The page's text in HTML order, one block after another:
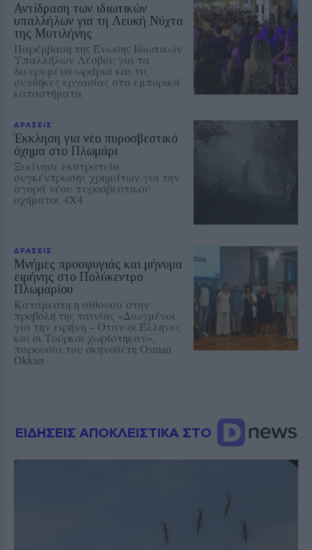
Αντίδραση των ιδιωτικών
υπαλλήλων για τη Λευκή Νύχτα
της Μυτιλήνης
Παρέμβαση της Ένωσης Ιδιωτικών
Υπαλλήλων Λέσβου για τα
διευρυμένα ωράρια και τις
συνθήκες εργασίας στα εμπορικά
καταστήματα
ΔΡΑΣΕΙΣ
Έκκληση για νέο πυροσβεστικό
όχημα στο Πλωμάρι
Ξεκίνησε εκστρατεία
συγκέντρωσης χρημάτων για την
αγορά νέου πυροσβεστικού
οχήματος 4Χ4
ΔΡΑΣΕΙΣ
Μνήμες προσφυγιάς και μήνυμα
ειρήνης στο Πολύκεντρο
Πλωμαρίου
Κατάμεστη η αίθουσα στην
προβολή της ταινίας «Διωγμένοι
για την ειρήνη – Όταν οι Έλληνες
και οι Τούρκοι χωρίστηκαν»,
παρουσία του σκηνοθέτη Osman
Okkan
ΕΙΔΗΣΕΙΣ ΑΠΟΚΛΕΙΣΤΙΚΑ ΣΤΟ